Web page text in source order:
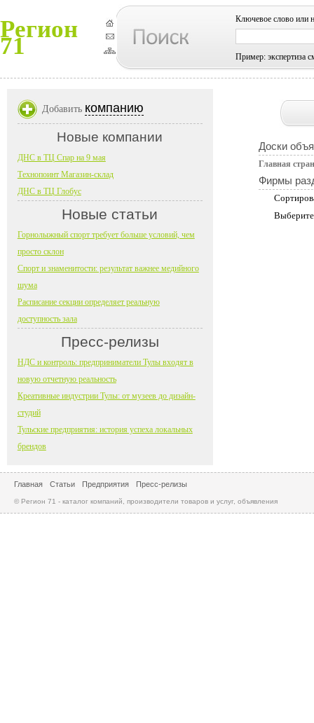
Регион
71
Ключевое слово или
Пример: экспертиза
Доски
Главная
Фирмы
Добавить компанию
Новые компании
ДНС в ТЦ Спар на 9 мая
Технопоинт Магазин-склад
ДНС в ТЦ Глобус
Новые статьи
Горнолыжный спорт требует больше условий, чем
просто склон
Спорт и знаменитости: результат важнее медийного
шума
Расписание секции определяет реальную
доступность зала
Пресс-релизы
НДС и контроль: предприниматели Тулы входят в
новую отчетную реальность
Креативные индустрии Тулы: от музеев до дизайн-
студий
Тульские предприятия: история успеха локальных
брендов
Главная Статьи Предприятия Пресс-релизы
© Регион 71 - каталог компаний, производители товаров и услуг, объявления